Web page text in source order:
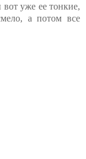
уже ее тонкие,
а потом все